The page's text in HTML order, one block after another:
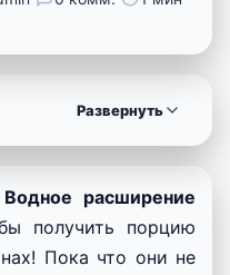
Развернуть
расширение
получить порцию
Пока что они не